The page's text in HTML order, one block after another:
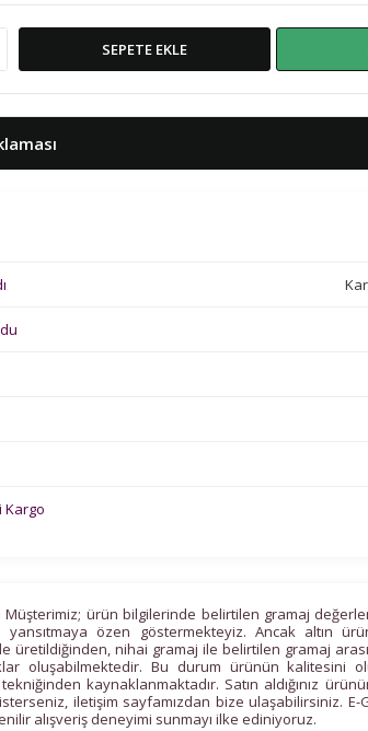
SEPETE EKLE
Kargo
Müşterimiz; ürün bilgilerinde belirtilen gramaj
yansıtmaya özen göstermekteyiz. Ancak altın
üretildiğinden, nihai gramaj ile belirtilen gramaj
oluşabilmektedir. Bu durum ürünün kalitesini
kaynaklanmaktadır. Satın aldığınız
iletişim sayfamızdan bize ulaşabilirsiniz.
alışveriş deneyimi sunmayı ilke ediniyoruz.